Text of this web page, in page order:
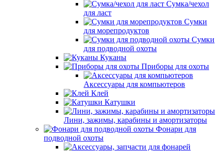
Сумка/чехол
для ласт
Сумки
для морепродуктов
Сумки
для подводной охоты
Куканы
Приборы для охоты
Аксессуары для компьютеров
Клей
Катушки
Лини, зажимы, карабины и амортизаторы
Фонари для
подводной охоты